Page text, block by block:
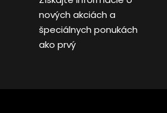
nových akciách a
špeciálnych ponukách
ako prvý